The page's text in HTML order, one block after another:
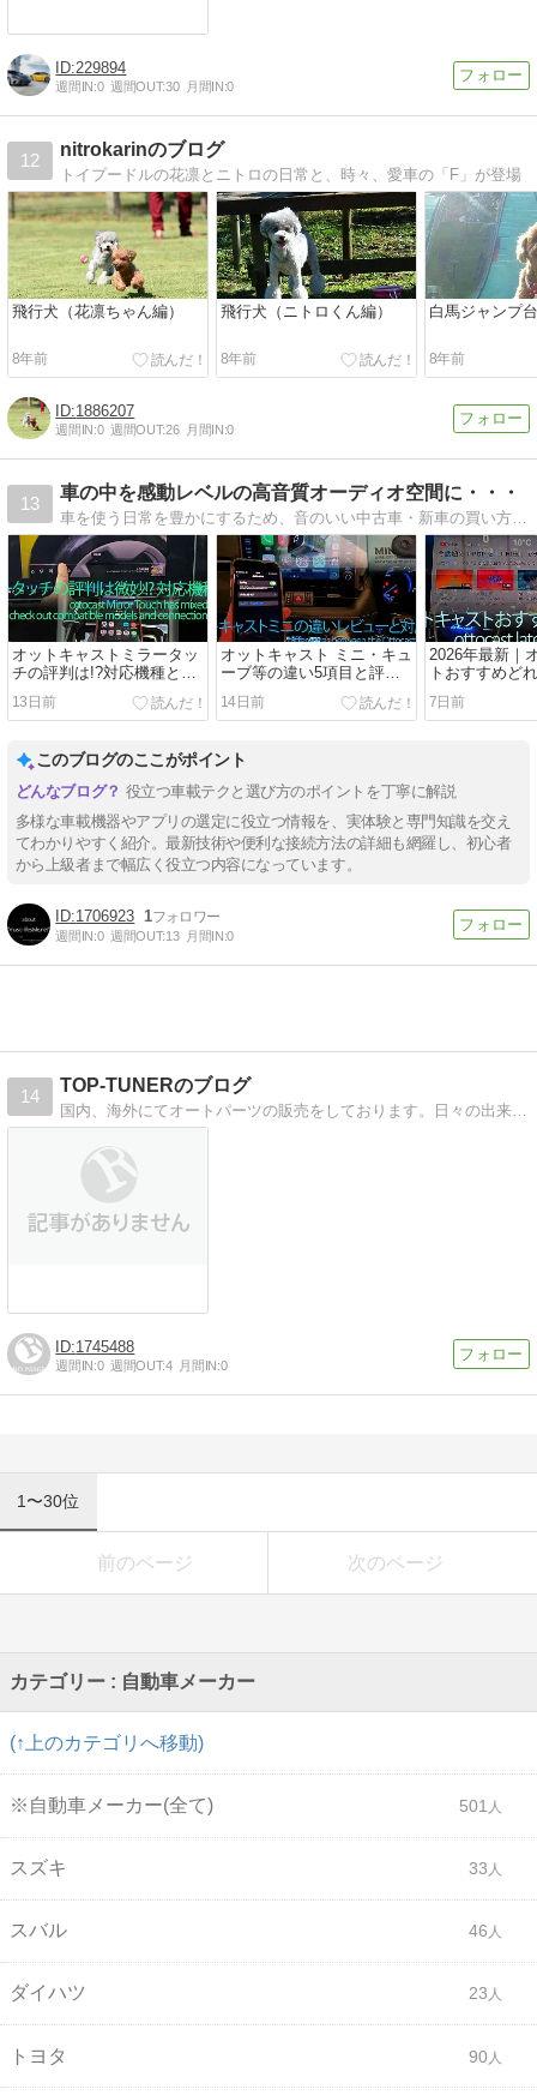
229894
週間IN:0 週間OUT:30 月間IN:0
12
nitrokarinのブログ
トイプードルの花凛とニトロの日常と、時々、愛車の「F」が登場
飛行犬（花凛ちゃん編）
8年前
飛行犬（ニトロくん編）
8年前
白馬ジャンプ台
8年前
1886207
週間IN:0 週間OUT:26 月間IN:0
13
車の中を感動レベルの高音質オーディオ空間に・・・
車を使う日常を豊かにするため、音のいい中古車・新車の買い方やカーナビ・カーオーディオの音質向上方法を紹介。私自身所有のレクサス・マークレビンソンのレビュー。
オットキャストミラータッ
チの評判は!?対応機種と接
続を検証
13日前
オットキャスト ミニ・キュ
ーブ等の違い5項目と評
判・対応車種
14日前
2026年最新｜
トおすすめど
較ランキング
7日前
このブログのここがポイント
役立つ車載テクと選び方のポイントを丁寧に解説
多様な車載機器やアプリの選定に役立つ情報を、実体験と専門知識を交え
てわかりやすく紹介。最新技術や便利な接続方法の詳細も網羅し、初心者
から上級者まで幅広く役立つ内容になっています。
1706923 1
週間IN:0 週間OUT:13 月間IN:0
14
TOP-TUNERのブログ
国内、海外にてオートパーツの販売をしております。日々の出来事やお得な情報をアップしていきますので宜しくお願い致します。
1745488
週間IN:0 週間OUT:4 月間IN:0
1〜30位
前のページ 次のページ
カテゴリー : 自動車メーカー
(↑上のカテゴリへ移動)
※自動車メーカー(全て) 501
スズキ 33
スバル 46
ダイハツ 23
トヨタ 90